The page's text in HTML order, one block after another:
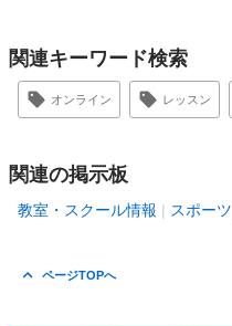
関連キーワード検索
オンライン レッスン
関連の掲示板
教室・スクール情報 スポーツ
ページTOPへ